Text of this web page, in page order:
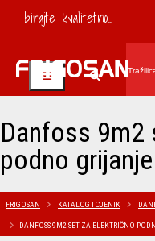
birajte kvalitetno...
Danfoss 9m2
podno grijanje
FRIGOSAN KATALOG I CJENIK
DANFOSS 9M2 SET ZA ELEKTRIČNO